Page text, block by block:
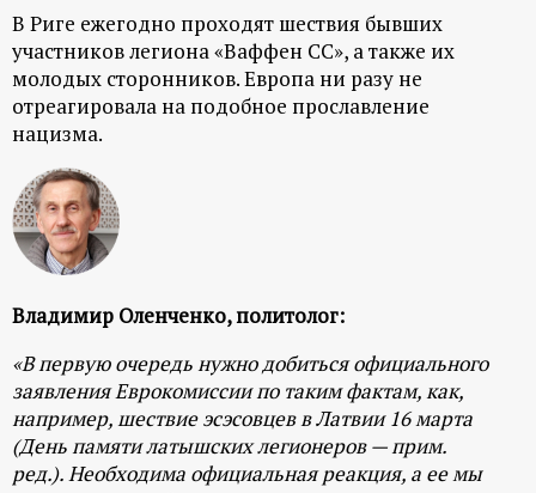
р
т
а
л
В Риге ежегодно проходят шествия бывших
участников легиона «Ваффен СС», а также их
молодых сторонников. Европа ни разу не
отреагировала на подобное прославление
нацизма.
Владимир Оленченко, политолог:
«В первую очередь нужно добиться официального
заявления Еврокомиссии по таким фактам, как,
например, шествие эсэсовцев в Латвии 16 марта
(День памяти латышских легионеров — прим.
ред.). Необходима официальная реакция, а ее мы